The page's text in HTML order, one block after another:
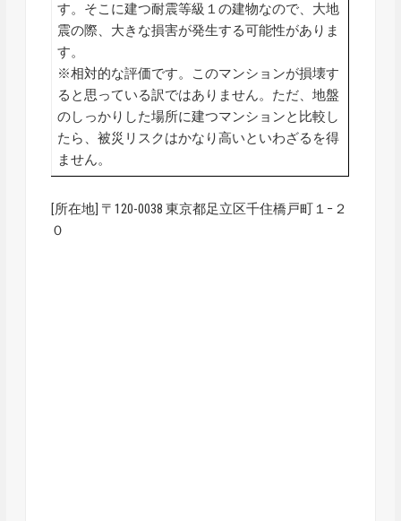
す。そこに建つ耐震等級１の建物なので、大地
震の際、大きな損害が発生する可能性がありま
す。
※相対的な評価です。このマンションが損壊す
ると思っている訳ではありません。ただ、地盤
のしっかりした場所に建つマンションと比較し
たら、被災リスクはかなり高いといわざるを得
ません。
[所在地] 〒120-0038 東京都足立区千住橋戸町１−２
０